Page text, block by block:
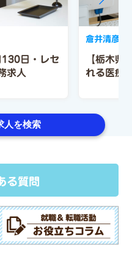
130日・レセ
求人
【栃木県
れる医療
倉井清彦内
人を検索
る質問